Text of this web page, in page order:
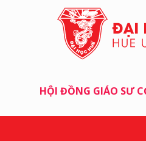
HỘI ĐỒNG GIÁO SƯ